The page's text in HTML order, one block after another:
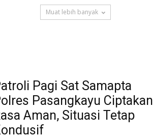
Muat lebih banyak
Pagi Sat Samapta
Pasangkayu Ciptakan
Aman, Situasi Tetap